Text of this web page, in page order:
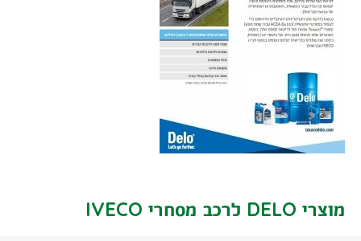
מוצרי DELO לרכב מסחרי IVECO